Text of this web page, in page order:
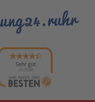
Sehr gut
08/2026